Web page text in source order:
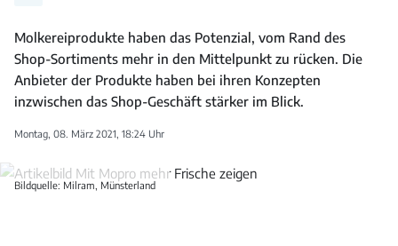
Molkereiprodukte haben das Potenzial, vom Rand des
Shop-Sortiments mehr in den Mittelpunkt zu rücken. Die
Anbieter der Produkte haben bei ihren Konzepten
inzwischen das Shop-Geschäft stärker im Blick.
Montag, 08. März 2021, 18:24 Uhr
Bildquelle: Milram, Münsterland